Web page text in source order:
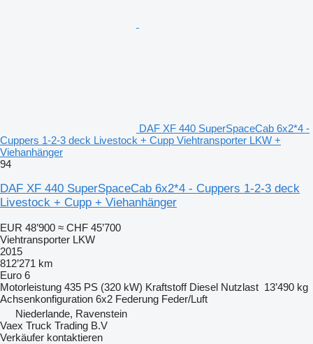
DAF XF 440 SuperSpaceCab 6x2*4 -
Cuppers 1-2-3 deck Livestock + Cupp Viehtransporter LKW +
Viehanhänger
94
DAF XF 440 SuperSpaceCab 6x2*4 - Cuppers 1-2-3 deck
Livestock + Cupp + Viehanhänger
EUR 48’900 ≈ CHF 45’700
Viehtransporter LKW
2015
812’271 km
Euro 6
Motorleistung 435 PS (320 kW) Kraftstoff Diesel Nutzlast 13’490 kg
Achsenkonfiguration 6x2 Federung Feder/Luft
Niederlande, Ravenstein
Vaex Truck Trading B.V
Verkäufer kontaktieren